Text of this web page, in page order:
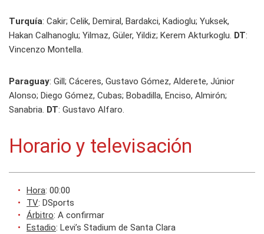
Turquía: Cakir; Celik, Demiral, Bardakci, Kadioglu; Yuksek,
Hakan Calhanoglu; Yilmaz, Güler, Yildiz; Kerem Akturkoglu. DT:
Vincenzo Montella.
Paraguay: Gill; Cáceres, Gustavo Gómez, Alderete, Júnior
Alonso; Diego Gómez, Cubas; Bobadilla, Enciso, Almirón;
Sanabria. DT: Gustavo Alfaro.
Horario y televisación
Hora: 00:00
TV: DSports
Árbitro: A confirmar
Estadio: Levi’s Stadium de Santa Clara